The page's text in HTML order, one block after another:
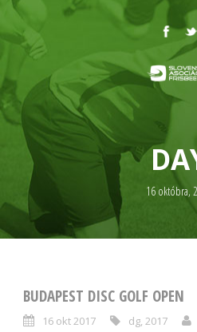
16 októbra,
BUDAPEST DISC GOLF OPEN
16 okt 2017 dg, 2017